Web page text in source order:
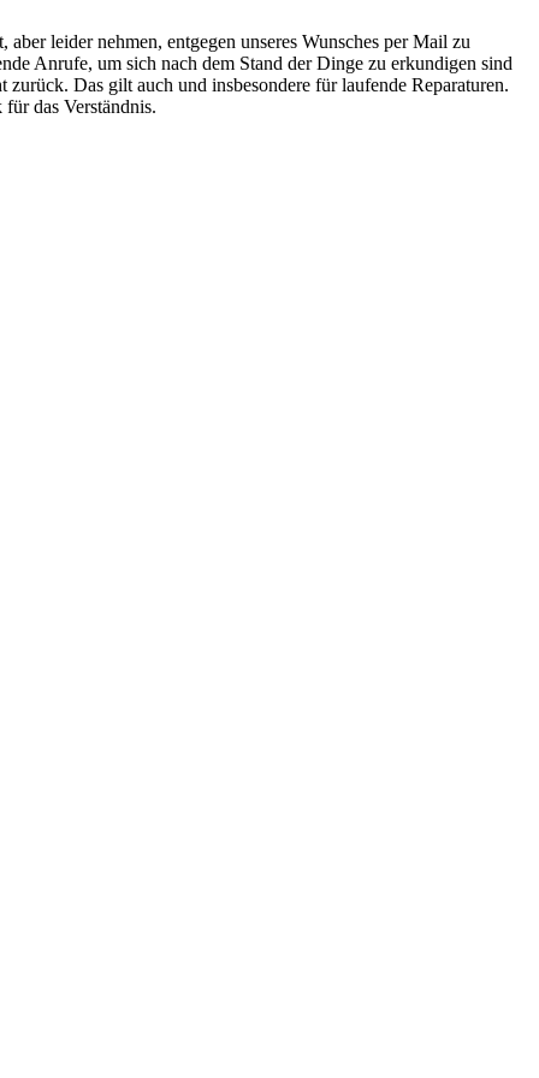
leider nehmen, entgegen unseres Wunsches per Mail zu
Anrufe, um sich nach dem Stand der Dinge zu erkundigen sind
Das gilt auch und insbesondere für laufende Reparaturen.
das Verständnis.